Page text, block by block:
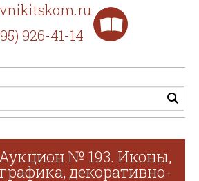
926-41-14
№ 193. Иконы,
декоративно-